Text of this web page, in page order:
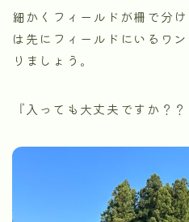
細かくフィールドが柵で分
は先にフィールドにいるワ
りましょう。
『入っても大丈夫ですか？？